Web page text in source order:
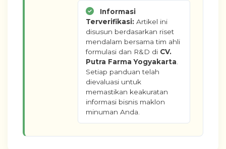
Informasi
Terverifikasi: Artikel ini
disusun berdasarkan riset
mendalam bersama tim ahli
formulasi dan R&D di CV.
Putra Farma Yogyakarta
Setiap panduan telah
dievaluasi untuk
memastikan keakuratan
informasi bisnis maklon
minuman Anda.